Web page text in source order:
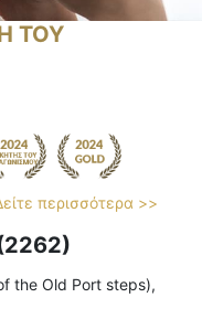
ΤΟΥ
περισσότερα >>
the Old Port steps),